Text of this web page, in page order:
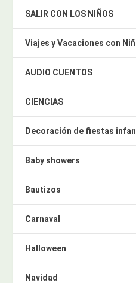
SALIR CON LOS NIÑOS
Viajes y Vacaciones con
AUDIO CUENTOS
CIENCIAS
Decoración de fiestas
Baby showers
Bautizos
Carnaval
Halloween
Navidad